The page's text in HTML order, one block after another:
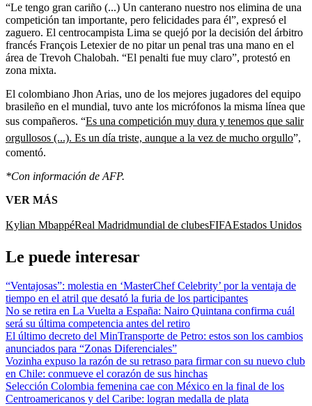
“Le tengo gran cariño (...) Un canterano nuestro nos elimina de una
competición tan importante, pero felicidades para él”, expresó el
zaguero. El centrocampista Lima se quejó por la decisión del árbitro
francés François Letexier de no pitar un penal tras una mano en el
área de Trevoh Chalobah. “El penalti fue muy claro”, protestó en
zona mixta.
El colombiano Jhon Arias, uno de los mejores jugadores del equipo
brasileño en el mundial, tuvo ante los micrófonos la misma línea que
sus compañeros. “Es una competición muy dura y tenemos que salir
orgullosos (...). Es un día triste, aunque a la vez de mucho orgullo”,
comentó.
*Con información de AFP.
VER MÁS
Kylian MbappéReal Madridmundial de clubesFIFAEstados Unidos
Le puede interesar
“Ventajosas”: molestia en ‘MasterChef Celebrity’ por la ventaja de
tiempo en el atril que desató la furia de los participantes
No se retira en La Vuelta a España: Nairo Quintana confirma cuál
será su última competencia antes del retiro
El último decreto del MinTransporte de Petro: estos son los cambios
anunciados para “Zonas Diferenciales”
Vozinha expuso la razón de su retraso para firmar con su nuevo club
en Chile: conmueve el corazón de sus hinchas
Selección Colombia femenina cae con México en la final de los
Centroamericanos y del Caribe: logran medalla de plata